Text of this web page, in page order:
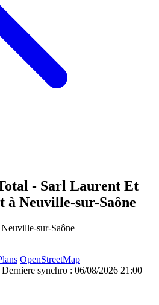
- Sarl Laurent Et
à Neuville-sur-Saône
sur-Saône
OpenStreetMap
Derniere synchro : 06/08/2026 21:00